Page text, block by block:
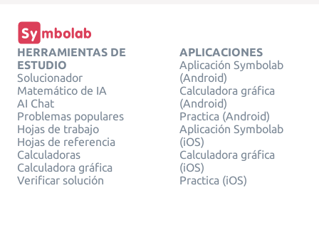
HERRAMIENTAS DE
ESTUDIO
Solucionador
Matemático de IA
AI Chat
Problemas populares
Hojas de trabajo
Hojas de referencia
Calculadoras
Calculadora gráfica
Verificar solución
APLICACIONES
Aplicación Symbolab
(Android)
Calculadora gráfica
(Android)
Practica (Android)
Aplicación Symbolab
(iOS)
Calculadora gráfica
(iOS)
Practica (iOS)